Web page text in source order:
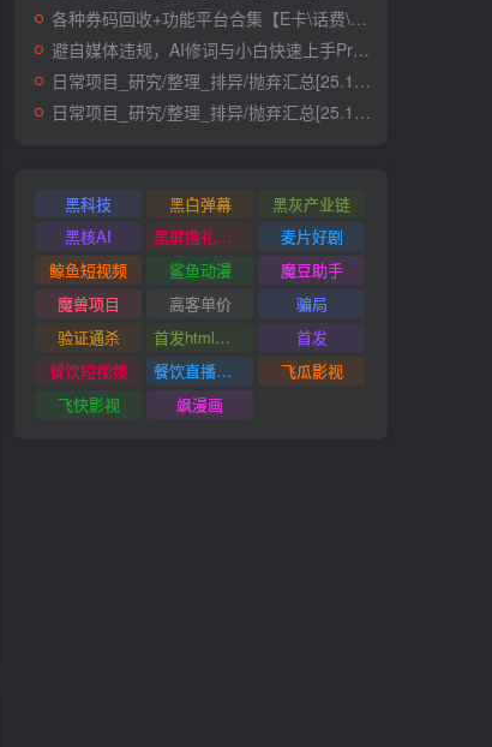
各种券码回收+功能平台合集【E卡\话费\快递\肯德基】
避自媒体违规，AI修词与小白快速上手Prompt
日常项目_研究/整理_排异/抛弃汇总[25.12.1-12.12整理]
日常项目_研究/整理_排异/抛弃汇总[25.11.1-11.30整理]
黑科技 黑白弹幕
黑灰产业链
黑核AI
黑屏撸礼物撸门票
麦片好剧
鲸鱼短视频
鲨鱼动漫
魔豆助手
魔兽项目
高客单价
骗局
验证通杀
首发html小霸王游戏网站搭建项目
首发
餐饮短视频
餐饮直播引流
飞瓜影视
飞快影视
飒漫画